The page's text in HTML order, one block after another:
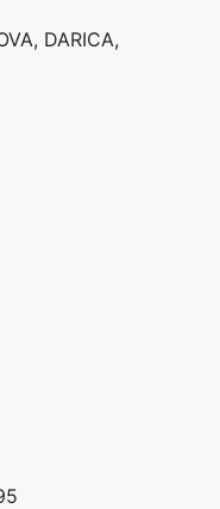
DARICA,